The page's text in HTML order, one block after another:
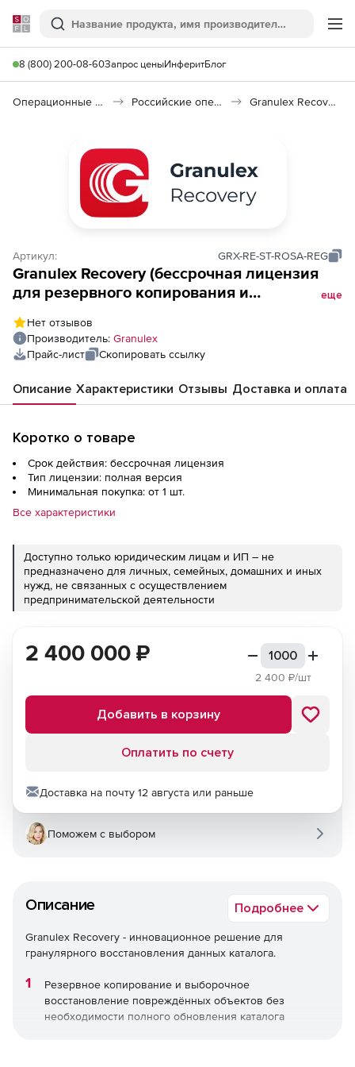
Softline
Поиск
8 (800) 200-08-60Запрос ценыИнферитБлог
Операционные системы Российские операционные системы (Импортозамещение) Granulex Recovery
Артикул: GRX-RE-ST-ROSA-REG
Granulex Recovery (бессрочная лицензия
для резервного копирования и
каталога безопасности на платформе
РОСА с включенной стандартной
одно управляемое устройство),
еще
Нет отзывов
Производитель: Granulex
Прайс-лист
Скопировать ссылку
Описание Характеристики Отзывы Доставка и оплата
Коротко о товаре
Срок действия: бессрочная лицензия
Тип лицензии: полная версия
Минимальная покупка: от 1 шт.
Все характеристики
Доступно только юридическим лицам и ИП – не
предназначено для личных, семейных, домашних и иных
нужд, не связанных с осуществлением
предпринимательской деятельности
Описание Подробнее
Granulex Recovery - инновационное решение для
гранулярного восстановления данных каталога.
Резервное копирование и выборочное
восстановление повреждённых объектов без
необходимости полного обновления каталога
2 400 000 ₽
2 400 ₽/шт
Добавить в корзину
Оплатить по счету
Доставка на почту 12 августа или раньше
Поможем с выбором